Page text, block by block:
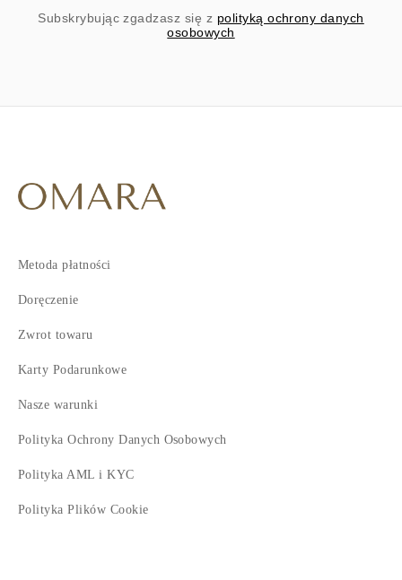
Subskrybując zgadzasz się z polityką ochrony danych
osobowych
Metoda płatności
Doręczenie
Zwrot towaru
Karty Podarunkowe
Nasze warunki
Polityka Ochrony Danych Osobowych
Polityka AML i KYC
Polityka Plików Cookie